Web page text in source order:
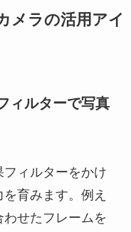
メラの活用アイ
ィルターで写真
ィルターをかけ
育みます。例え
せたフレームを